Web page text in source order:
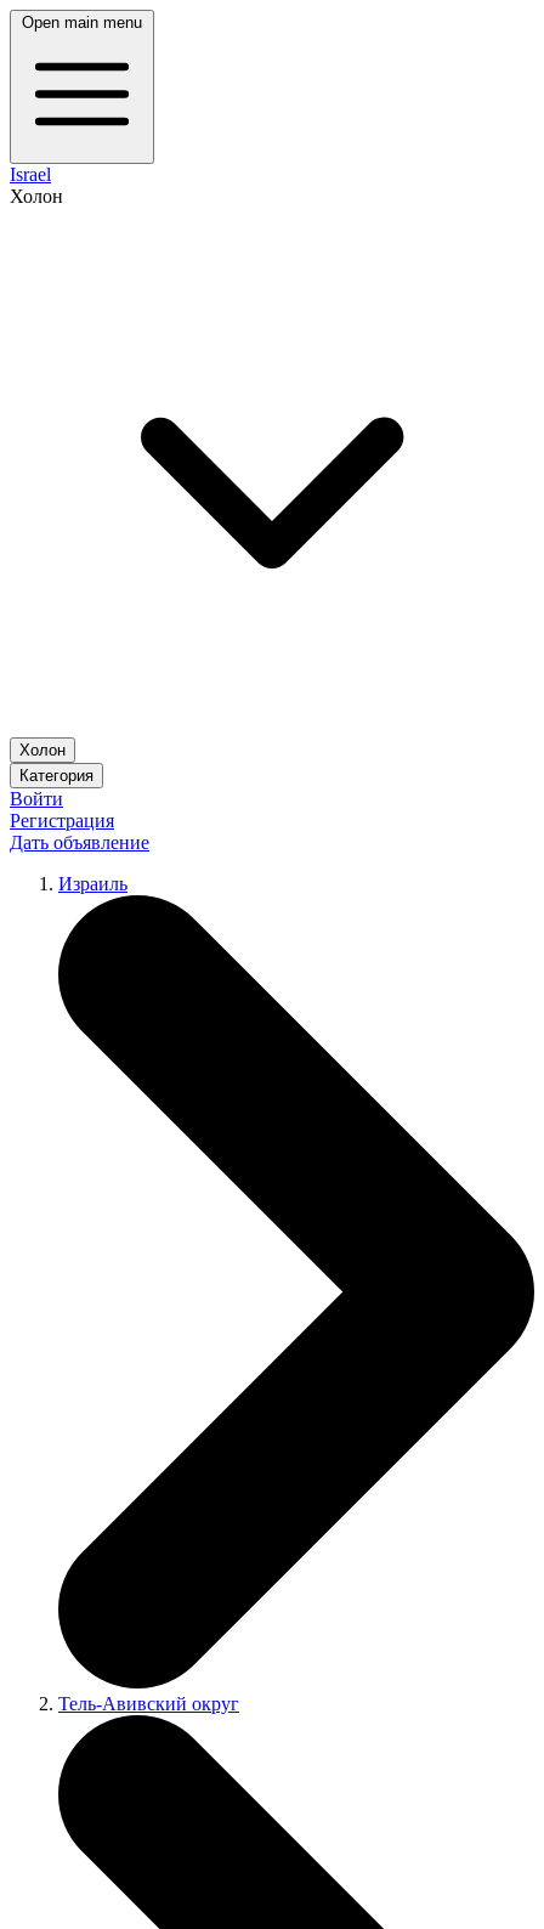
Open main menu
Israel
Холон
Холон
Категория
Войти
Регистрация
Дать объявление
Израиль
Тель-Авивский округ